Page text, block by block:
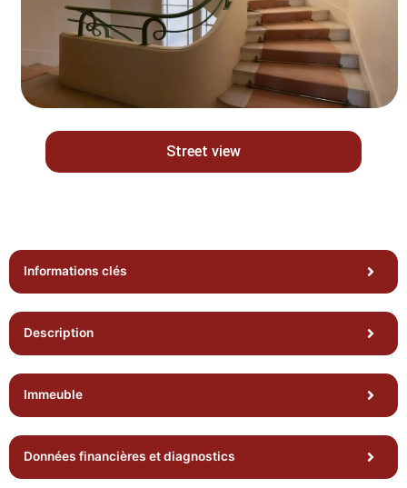
Street view
Informations clés
Description
Immeuble
Données financières et diagnostics